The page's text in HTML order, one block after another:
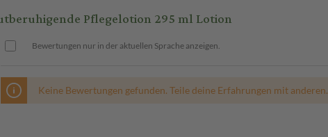
Pflegelotion 295 ml Lotion
Bewertungen nur in der aktuellen Sprache anzeigen.
Keine Bewertungen gefunden. Teile deine Erfahrungen mit anderen.